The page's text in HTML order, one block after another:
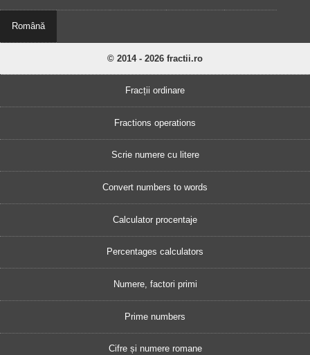
Română
© 2014 - 2026 fractii.ro
Fracții ordinare
Fractions operations
Scrie numere cu litere
Convert numbers to words
Calculator procentaje
Percentages calculators
Numere, factori primi
Prime numbers
Cifre și numere romane